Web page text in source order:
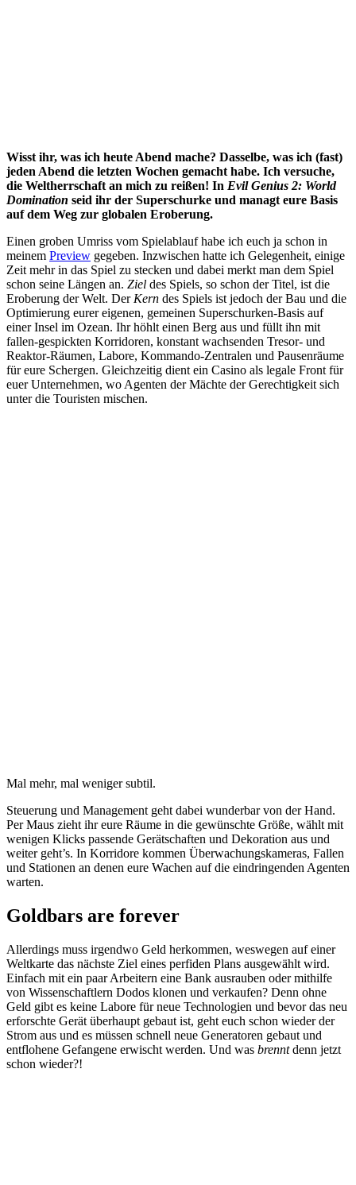
Wisst ihr, was ich heute Abend mache? Dasselbe, was ich (fast)
jeden Abend die letzten Wochen gemacht habe. Ich versuche,
die Weltherrschaft an mich zu reißen! In Evil Genius 2: World
Domination seid ihr der Superschurke und managt eure Basis
auf dem Weg zur globalen Eroberung.
Einen groben Umriss vom Spielablauf habe ich euch ja schon in
meinem Preview gegeben. Inzwischen hatte ich Gelegenheit, einige
Zeit mehr in das Spiel zu stecken und dabei merkt man dem Spiel
schon seine Längen an. Ziel des Spiels, so schon der Titel, ist die
Eroberung der Welt. Der Kern des Spiels ist jedoch der Bau und die
Optimierung eurer eigenen, gemeinen Superschurken-Basis auf
einer Insel im Ozean. Ihr höhlt einen Berg aus und füllt ihn mit
fallen-gespickten Korridoren, konstant wachsenden Tresor- und
Reaktor-Räumen, Labore, Kommando-Zentralen und Pausenräume
für eure Schergen. Gleichzeitig dient ein Casino als legale Front für
euer Unternehmen, wo Agenten der Mächte der Gerechtigkeit sich
unter die Touristen mischen.
Mal mehr, mal weniger subtil.
Steuerung und Management geht dabei wunderbar von der Hand.
Per Maus zieht ihr eure Räume in die gewünschte Größe, wählt mit
wenigen Klicks passende Gerätschaften und Dekoration aus und
weiter geht’s. In Korridore kommen Überwachungskameras, Fallen
und Stationen an denen eure Wachen auf die eindringenden Agenten
warten.
Goldbars are forever
Allerdings muss irgendwo Geld herkommen, weswegen auf einer
Weltkarte das nächste Ziel eines perfiden Plans ausgewählt wird.
Einfach mit ein paar Arbeitern eine Bank ausrauben oder mithilfe
von Wissenschaftlern Dodos klonen und verkaufen? Denn ohne
Geld gibt es keine Labore für neue Technologien und bevor das neu
erforschte Gerät überhaupt gebaut ist, geht euch schon wieder der
Strom aus und es müssen schnell neue Generatoren gebaut und
entflohene Gefangene erwischt werden. Und was brenntdenn jetzt
schon wieder?!